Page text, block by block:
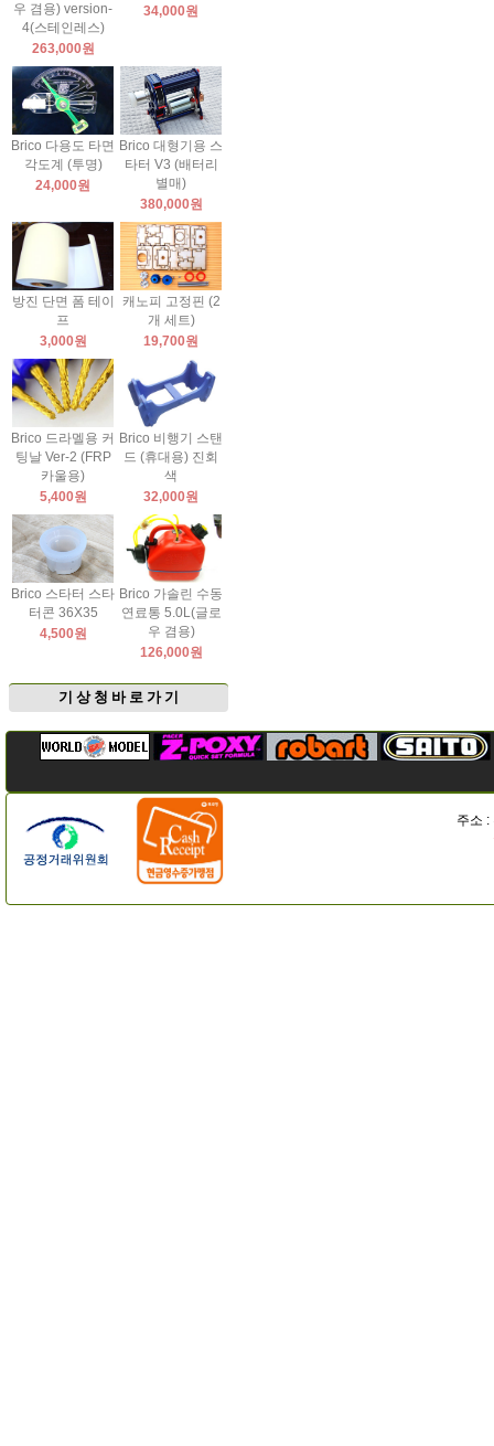
우 겸용) version-
4(스테인레스)
263,000원
34,000원
Brico 다용도 타면
각도계 (투명)
24,000원
Brico 대형기용 스
타터 V3 (배터리
별매)
380,000원
방진 단면 폼 테이
프
3,000원
캐노피 고정핀 (2
개 세트)
19,700원
Brico 드라멜용 커
팅날 Ver-2 (FRP
카울용)
5,400원
Brico 비행기 스탠
드 (휴대용) 진회
색
32,000원
Brico 스타터 스타
터콘 36X35
4,500원
Brico 가솔린 수동
연료통 5.0L(글로
우 겸용)
126,000원
기 상 청 바 로 가 기
주소